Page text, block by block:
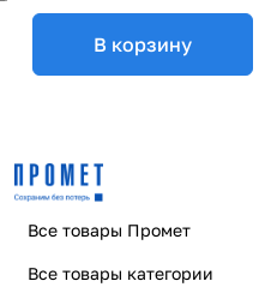
В корзину
Все товары Промет
Все товары категории